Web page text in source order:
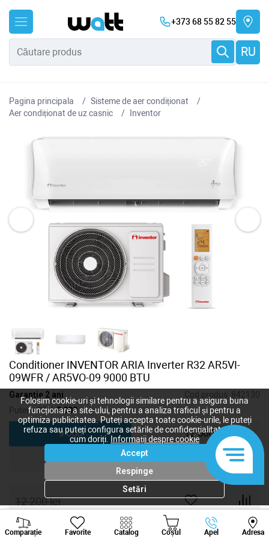
+373 68 55 82 55
RU
Pagina principala
Sisteme de aer condiționat
Aer condiționat de uz casnic
Inventor
Conditioner INVENTOR ARIA Inverter R32 AR5VI-
09WFR / AR5VO-09 9000 BTU
Garanție 2 ani Cod produs: 842130
Putere, BTU:9 000
9 000 12 000
12 200lei
9 760
Comparație Favorite Catalog Coșul Apel Adresa
Viber Whatsapp
Folosim cookie-uri și tehnologii similare pentru a asigura buna
funcționare a site-ului, pentru a analiza traficul și pentru a
optimiza publicitatea. Puteți accepta toate cookie-urile, le puteți
refuza sau puteți configura setările de confidențialitate după
cum doriți.
Informații despre cookie
Accept
Respinge
Setări